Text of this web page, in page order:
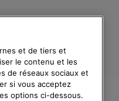
et de tiers et
le contenu et les
de réseaux sociaux et
si vous acceptez
options ci-dessous.